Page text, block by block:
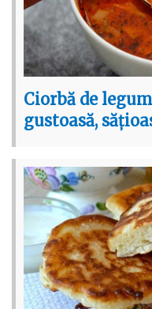
Ciorbă de
gustoasă,